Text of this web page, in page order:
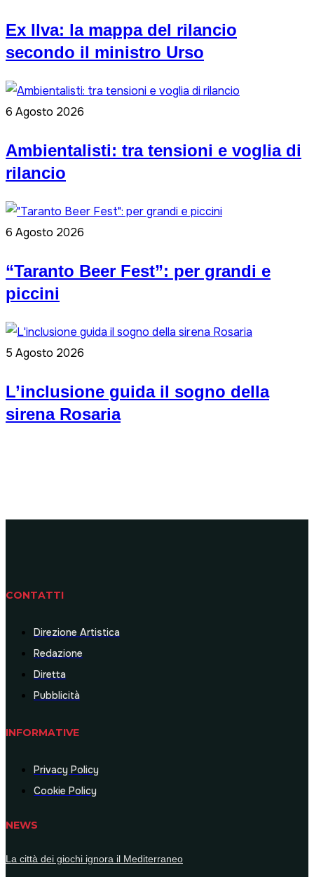
Ex Ilva: la mappa del rilancio
secondo il ministro Urso
6 Agosto 2026
Ambientalisti: tra tensioni e voglia di
rilancio
6 Agosto 2026
“Taranto Beer Fest”: per grandi e
piccini
5 Agosto 2026
L’inclusione guida il sogno della
sirena Rosaria
CONTATTI
Direzione Artistica
Redazione
Diretta
Pubblicità
INFORMATIVE
Privacy Policy
Cookie Policy
NEWS
La città dei giochi ignora il Mediterraneo